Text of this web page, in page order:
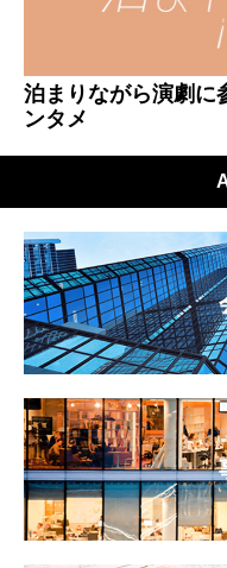
泊まりながら演劇に
ンタメ